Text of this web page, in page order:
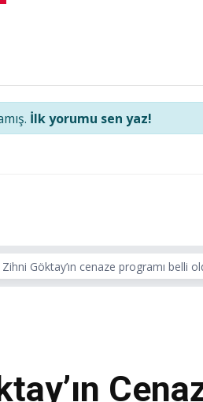
İlk yorumu sen yaz!
Zihni Göktay’ın cenaze programı belli